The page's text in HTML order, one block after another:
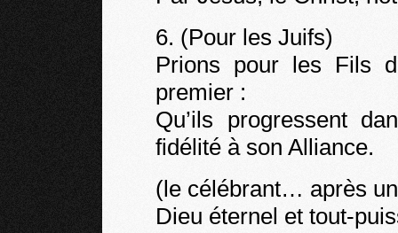
6. (Pour les Juifs)
Prions pour les Fils
premier :
Qu’ils progressent
fidélité à son Alliance.
(le célébrant… après
Dieu éternel et tout-